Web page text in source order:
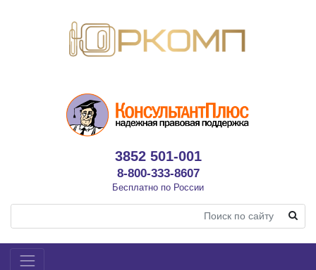
3852 501-001
8-800-333-8607
Бесплатно по России